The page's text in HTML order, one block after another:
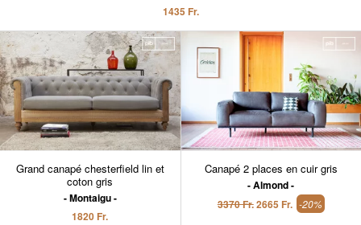
1435 Fr.
Grand canapé chesterfield lin et
coton gris
Montaigu
1820 Fr.
Canapé 2 places en cuir gris
Almond
3370 Fr.2665 Fr. -20%